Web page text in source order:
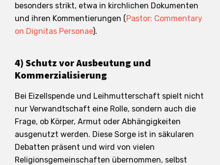
besonders strikt, etwa in kirchlichen Dokumenten
und ihren Kommentierungen (Pastor: Commentary
on Dignitas Personae).
4) Schutz vor Ausbeutung und
Kommerzialisierung
Bei Eizellspende und Leihmutterschaft spielt nicht
nur Verwandtschaft eine Rolle, sondern auch die
Frage, ob Körper, Armut oder Abhängigkeiten
ausgenutzt werden. Diese Sorge ist in säkularen
Debatten präsent und wird von vielen
Religionsgemeinschaften übernommen, selbst